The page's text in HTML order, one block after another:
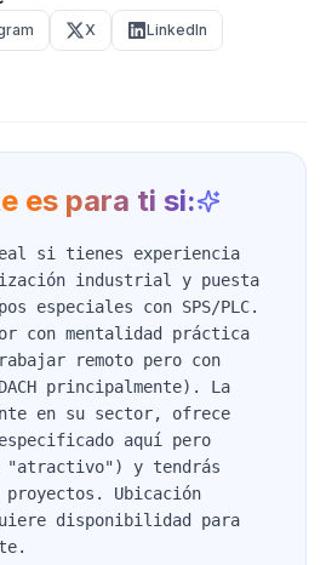
X LinkedIn
es para ti si:
si tienes experiencia
industrial y puesta
especiales con SPS/PLC.
con mentalidad práctica
remoto pero con
principalmente). La
en su sector, ofrece
aquí pero
"atractivo") y tendrás
proyectos. Ubicación
disponibilidad para